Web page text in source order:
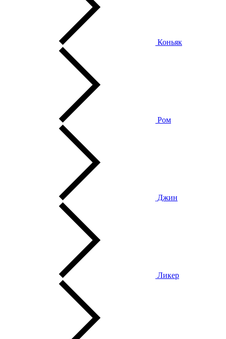
Коньяк
Ром
Джин
Ликер